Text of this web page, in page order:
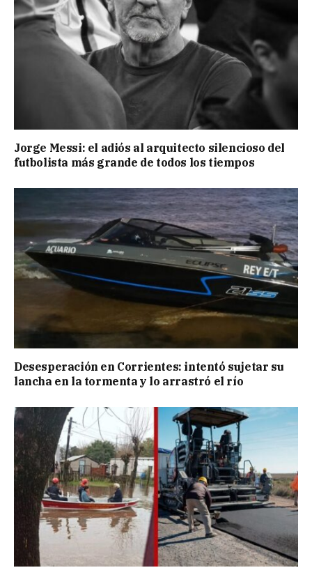
Jorge Messi: el adiós al arquitecto silencioso del
futbolista más grande de todos los tiempos
Desesperación en Corrientes: intentó sujetar su
lancha en la tormenta y lo arrastró el río